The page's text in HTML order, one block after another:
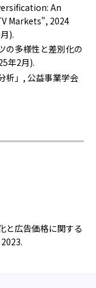
An
Markets", 2024
).
の多様性と差別化の
年2月).
析」, 公益事業学会
と広告価格に関する